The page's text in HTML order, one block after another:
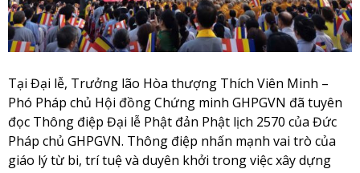
Tại Đại lễ, Trưởng lão Hòa thượng Thích Viên Minh –
Phó Pháp chủ Hội đồng Chứng minh GHPGVN đã tuyên
đọc Thông điệp Đại lễ Phật đản Phật lịch 2570 của Đức
Pháp chủ GHPGVN. Thông điệp nhấn mạnh vai trò của
giáo lý từ bi, trí tuệ và duyên khởi trong việc xây dựng